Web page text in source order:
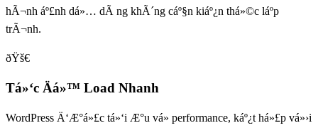
hÃ¬nh áº£nh dá»… dÃ ng khÃ´ng cáº§n kiáº¿n thá»©c láº­p
trÃ¬nh.
ðŸš€
Tá»‘c Äá»™ Load Nhanh
WordPress Ä‘Æ°á»£c tá»‘i Æ°u vá» performance, káº¿t há»£p vá»›i